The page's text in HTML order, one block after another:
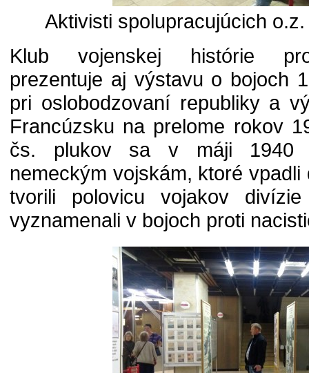
Aktivisti spolupracujúcich
Klub vojenskej histórie
prezentuje aj výstavu o bojoch
pri oslobodzovaní republiky a
Francúzsku na prelome rokov
čs. plukov sa v máji 1940
nemeckým vojskám, ktoré
tvorili polovicu vojakov
vyznamenali v bojoch proti